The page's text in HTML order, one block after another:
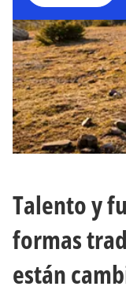
Talento y
formas
están